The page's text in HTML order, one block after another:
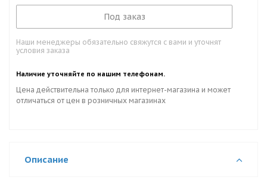
Под заказ
Наши менеджеры обязательно свяжутся с вами и уточнят
условия заказа
Наличие уточняйте по нашим телефонам.
Цена действительна только для интернет-магазина и может
отличаться от цен в розничных магазинах
Описание